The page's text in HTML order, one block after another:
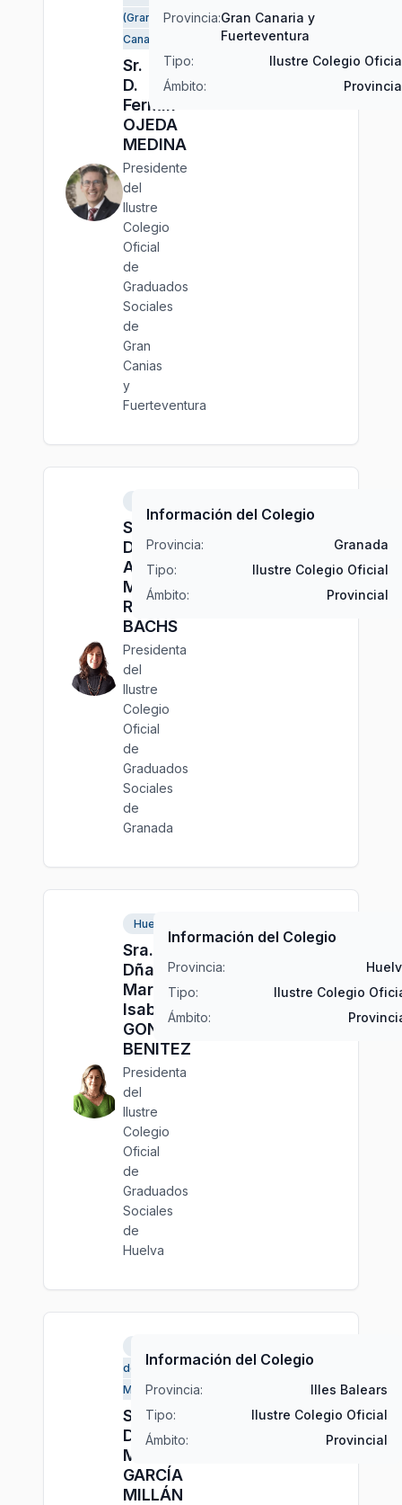
(Gran
Canaria)
Sr.
D.
Fermín
OJEDA
MEDINA
Presidente
del
Ilustre
Colegio
Oficial
de
Graduados
Sociales
de
Gran
Canias
y
Fuerteventura
Provincia:Gran Canaria y
Fuerteventura
Tipo:
Ilustre Colegio
Ámbito:
Sra.
Dña.
Ana
María
RUIZ
BACHS
Presidenta
del
Ilustre
Colegio
Oficial
de
Graduados
Sociales
de
Granada
Información del Colegio
Provincia:
Granada
Tipo:
Ilustre Colegio Oficial
Ámbito:
Provincial
Huelva
Sra.
Dña.
María
Isabel
GONZÁLEZ
BENITEZ
Presidenta
del
Ilustre
Colegio
Oficial
de
Graduados
Sociales
de
Huelva
Información del Colegio
Provincia:
Tipo:
Ilustre Colegio
Ámbito:
de
Mallorca
Sra.
Dña.
Mercé
GARCÍA
MILLÁN
Información del Colegio
Provincia:
Illes Balears
Tipo:
Ilustre Colegio Oficial
Ámbito:
Provincial